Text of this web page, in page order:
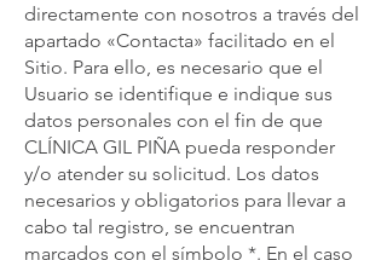
directamente con nosotros a través del
apartado «Contacta» facilitado en el
Sitio. Para ello, es necesario que el
Usuario se identifique e indique sus
datos personales con el fin de que
CLÍNICA GIL PIÑA pueda responder
y/o atender su solicitud. Los datos
necesarios y obligatorios para llevar a
cabo tal registro, se encuentran
marcados con el símbolo *. En el caso